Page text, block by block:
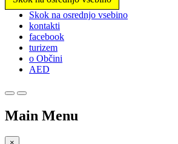
Prosimo,
upoštevajte:
spletno
mesto
vključuje
sistem
Pritisnite
F11,
prilagodite
Skok na osrednjo vsebino
kontakti
facebook
turizem
o Občini
AED
Main Menu